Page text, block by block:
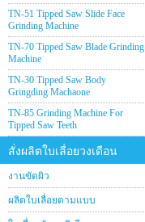
TN-51 Tipped Saw Slide Face
Grinding Machine
TN-70 Tipped Saw Blade Grinding
Machine
TN-30 Tipped Saw Body
Gringding Machaone
TN-85 Grinding Machine For
Tipped Saw Teeth
สั่งผลิตใบเลื่อยวงเดือน
งานขัดผิว
ผลิตใบเลื่อยตามแบบ